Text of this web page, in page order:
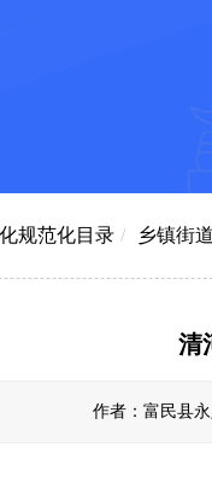
规范化目录 / 乡镇街
清
作者：富民县